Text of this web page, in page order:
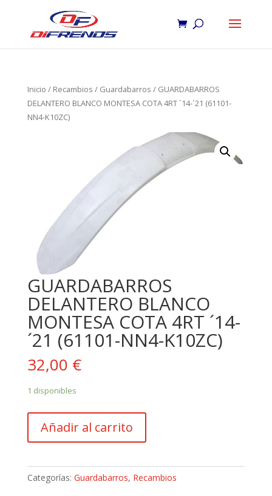
Inicio / Recambios / Guardabarros / GUARDABARROS
DELANTERO BLANCO MONTESA COTA 4RT ´14-´21 (61101-
NN4-K10ZC)
GUARDABARROS
DELANTERO BLANCO
MONTESA COTA 4RT ´14-
´21 (61101-NN4-K10ZC)
32,00 €
1 disponibles
DELANTERO
BLANCO
COTA
Añadir al carrito
Categorías: Guardabarros, Recambios